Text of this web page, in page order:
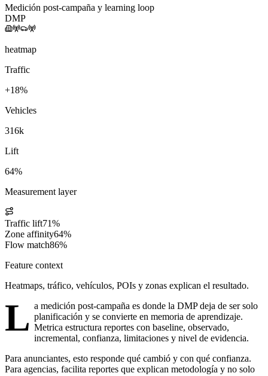
Medición post-campaña y learning loop
DMP
heatmap
Traffic
+18%
Vehicles
316k
Lift
64%
Measurement layer
Traffic lift71%
Zone affinity64%
Flow match86%
Feature context
Heatmaps, tráfico, vehículos, POIs y zonas explican el resultado.
L a medición post-campaña es donde la DMP deja de ser solo
planificación y se convierte en memoria de aprendizaje.
Metrica estructura reportes con baseline, observado,
incremental, confianza, limitaciones y nivel de evidencia.
Para anunciantes, esto responde qué cambió y con qué confianza.
Para agencias, facilita reportes que explican metodología y no solo